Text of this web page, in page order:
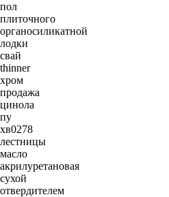
пол
плиточного
органосиликатной
лодки
свай
thinner
хром
продажа
цинола
пу
хв0278
лестницы
масло
акрилуретановая
сухой
отвердителем